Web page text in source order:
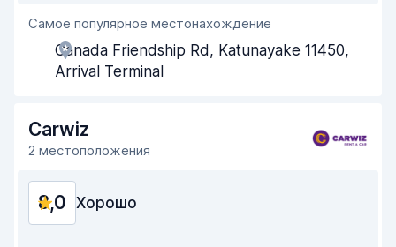
Помощь агентов
Скорость получения
Чистота машины 7,9
Состояние машины
Самое популярное местонахождение
Canada Friendship Rd, Katunayake 11450,
Arrival Terminal
Carwiz
2 местоположения
8,0 Хорошо